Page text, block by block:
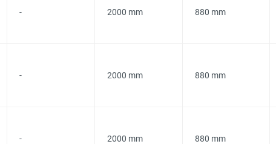
- 2000 mm 880 mm
- 2000 mm 880 mm
- 2000 mm 880 mm